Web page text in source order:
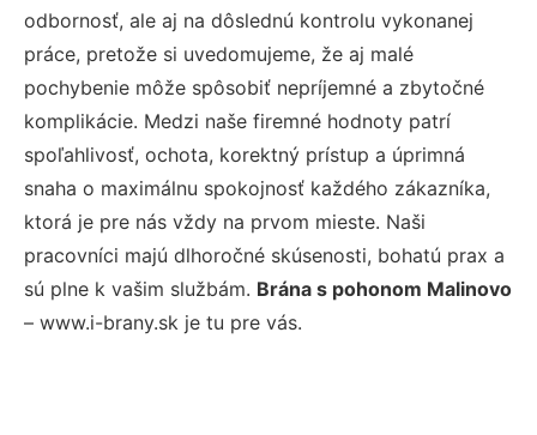
odbornosť, ale aj na dôslednú kontrolu vykonanej
práce, pretože si uvedomujeme, že aj malé
pochybenie môže spôsobiť nepríjemné a zbytočné
komplikácie. Medzi naše firemné hodnoty patrí
spoľahlivosť, ochota, korektný prístup a úprimná
snaha o maximálnu spokojnosť každého zákazníka,
ktorá je pre nás vždy na prvom mieste. Naši
pracovníci majú dlhoročné skúsenosti, bohatú prax a
sú plne k vašim službám. Brána s pohonom Malinovo
– www.i-brany.sk je tu pre vás.